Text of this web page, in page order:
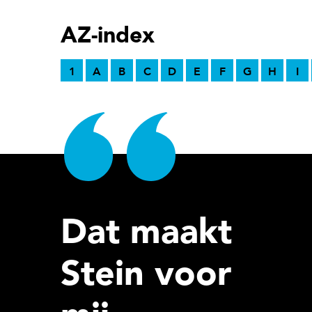
AZ-index
1 A B C D E F G H I
Dat maakt
Stein voor